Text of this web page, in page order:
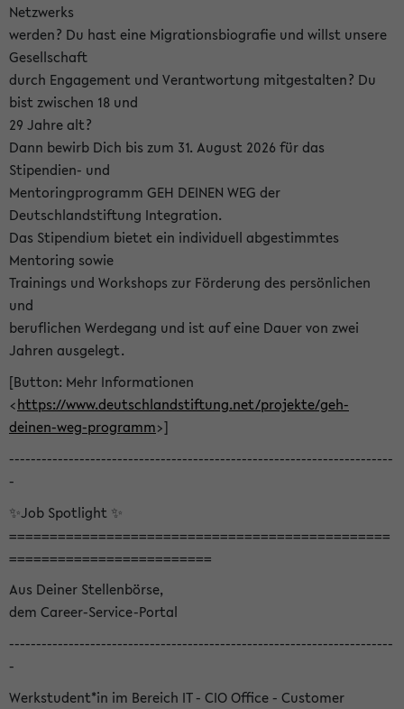
Netzwerks
werden? Du hast eine Migrationsbiografie und willst unsere
Gesellschaft
durch Engagement und Verantwortung mitgestalten? Du
bist zwischen 18 und
29 Jahre alt?
Dann bewirb Dich bis zum 31. August 2026 für das
Stipendien- und
Mentoringprogramm GEH DEINEN WEG der
Deutschlandstiftung Integration.
Das Stipendium bietet ein individuell abgestimmtes
Mentoring sowie
Trainings und Workshops zur Förderung des persönlichen
und
beruflichen Werdegang und ist auf eine Dauer von zwei
Jahren ausgelegt.
[Button: Mehr Informationen
<https://www.deutschlandstiftung.net/projekte/geh-
deinen-weg-programm>]
-----------------------------------------------------------------------
-
✨Job Spotlight ✨
===============================================
=========================
Aus Deiner Stellenbörse,
dem Career-Service-Portal
-----------------------------------------------------------------------
-
Werkstudent*in im Bereich IT - CIO Office - Customer